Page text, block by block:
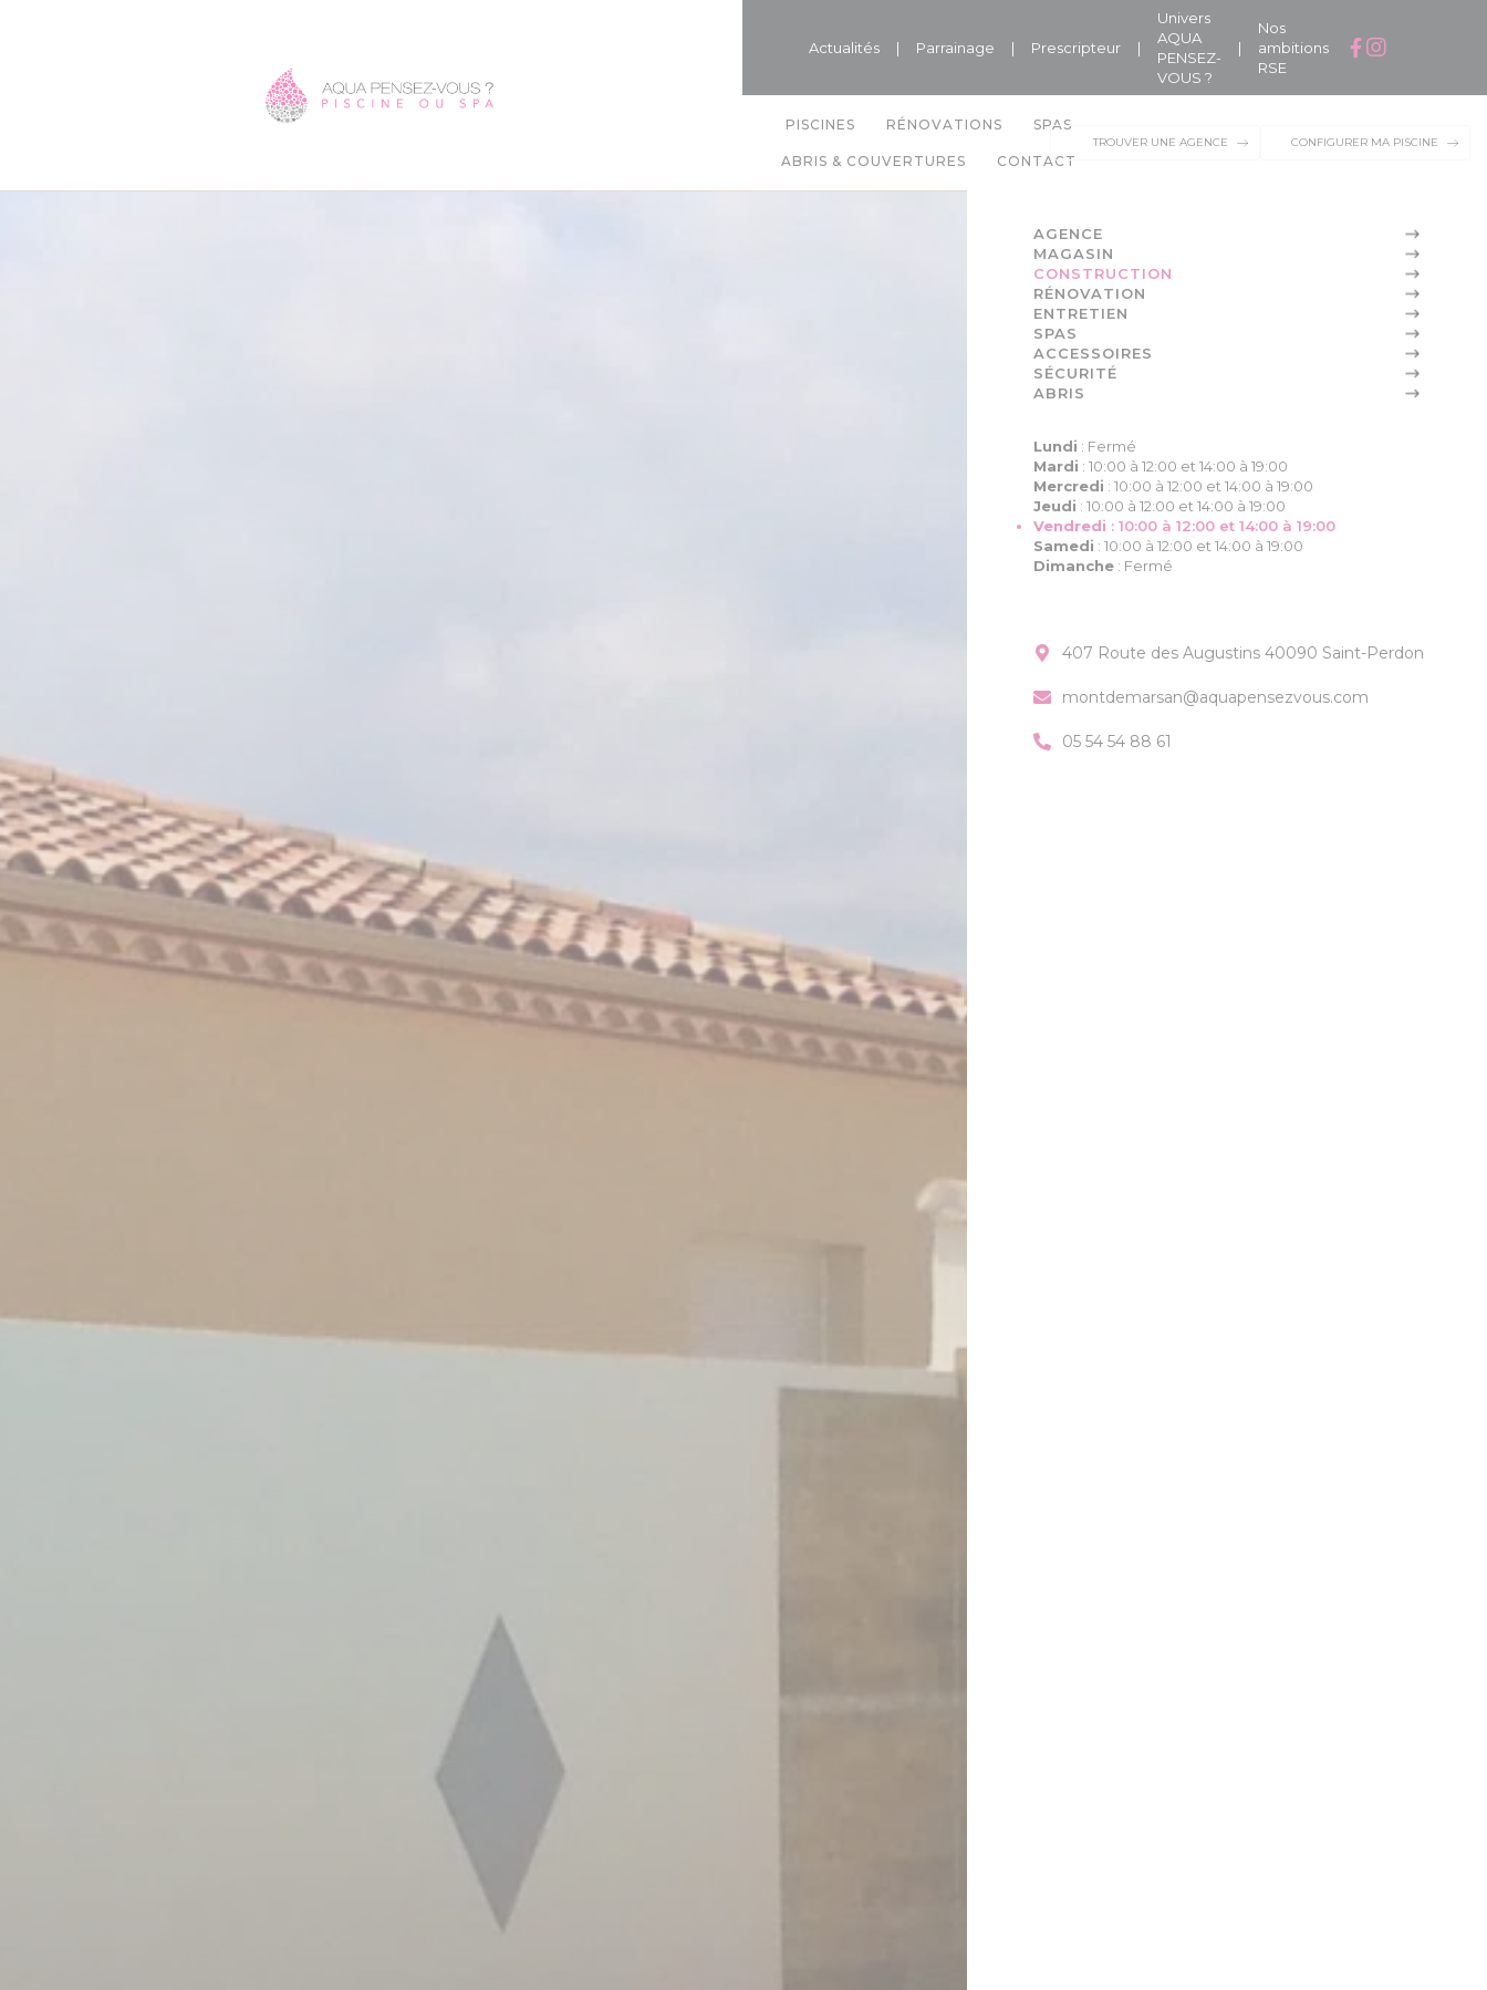
Actualités | Parrainage | Prescripteur |
Univers
AQUA
PENSEZ-
VOUS ?
|
Nos
ambitions
RSE
PISCINES RÉNOVATIONS SPAS
ABRIS & COUVERTURES CONTACT
TROUVER UNE AGENCE CONFIGURER MA PISCINE
AGENCE
MAGASIN
CONSTRUCTION
RÉNOVATION
ENTRETIEN
SPAS
ACCESSOIRES
SÉCURITÉ
ABRIS
Lundi : Fermé
Mardi : 10:00 à 12:00 et 14:00 à 19:00
Mercredi : 10:00 à 12:00 et 14:00 à 19:00
Jeudi : 10:00 à 12:00 et 14:00 à 19:00
Vendredi : 10:00 à 12:00 et 14:00 à 19:00
Samedi : 10:00 à 12:00 et 14:00 à 19:00
Dimanche: Fermé
407 Route des Augustins 40090 Saint-Perdon
montdemarsan@aquapensezvous.com
05 54 54 88 61